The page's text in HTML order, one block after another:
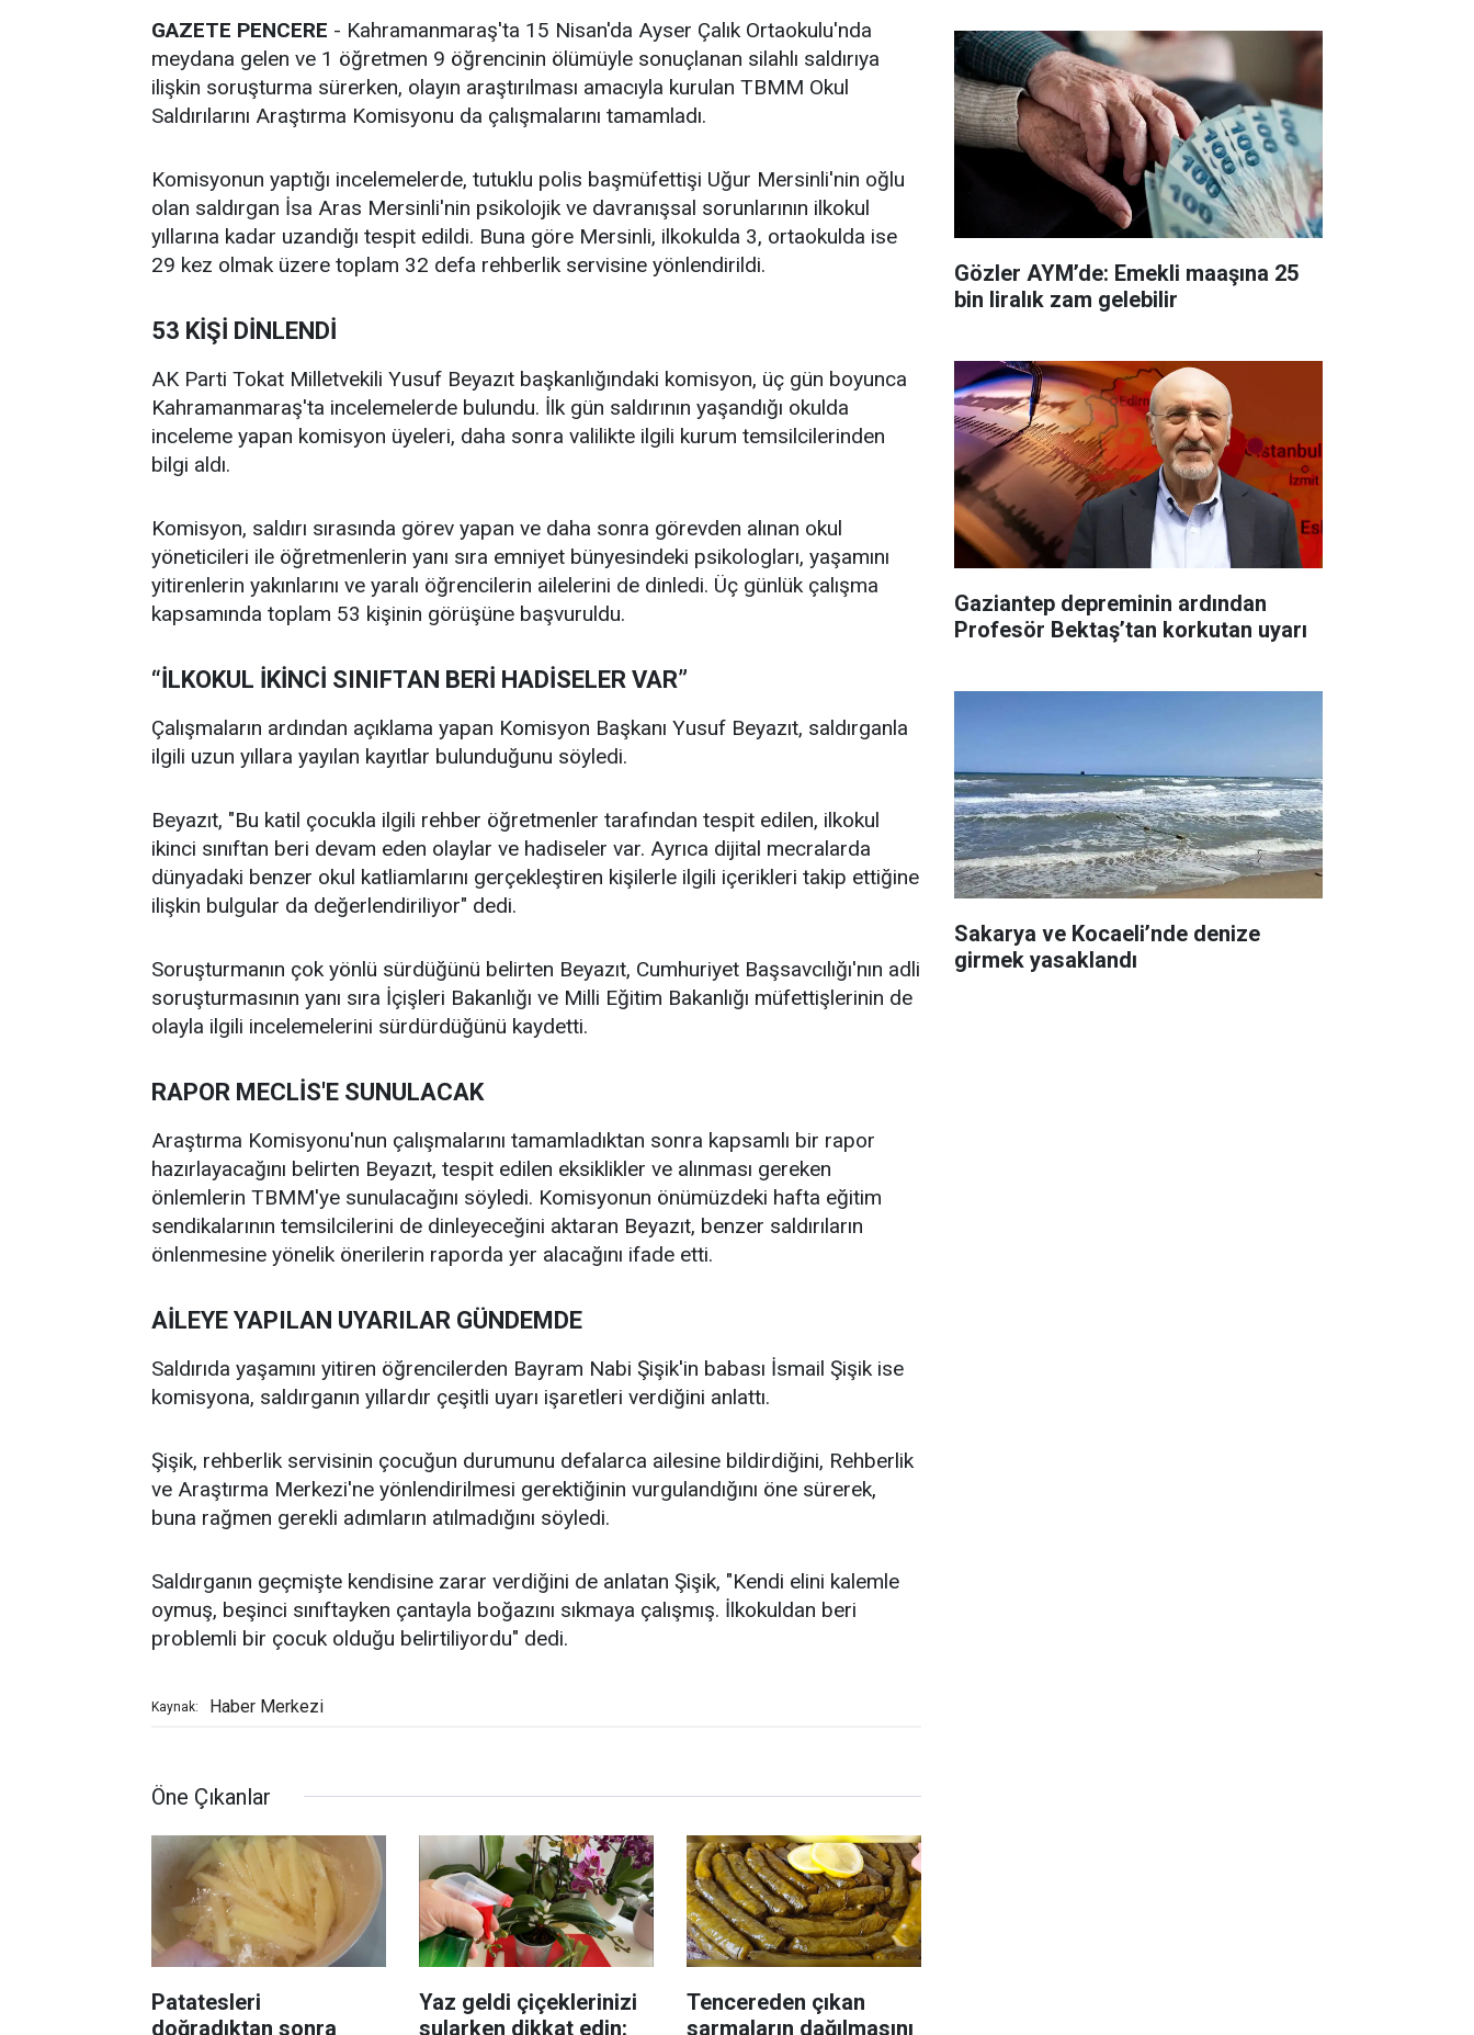
GAZETE PENCERE - Kahramanmaraş'ta 15 Nisan'da Ayser Çalık Ortaokulu'nda
meydana gelen ve 1 öğretmen 9 öğrencinin ölümüyle sonuçlanan silahlı saldırıya
ilişkin soruşturma sürerken, olayın araştırılması amacıyla kurulan TBMM Okul
Saldırılarını Araştırma Komisyonu da çalışmalarını tamamladı.
Komisyonun yaptığı incelemelerde, tutuklu polis başmüfettişi Uğur Mersinli'nin oğlu
olan saldırgan İsa Aras Mersinli'nin psikolojik ve davranışsal sorunlarının ilkokul
yıllarına kadar uzandığı tespit edildi. Buna göre Mersinli, ilkokulda 3, ortaokulda ise
29 kez olmak üzere toplam 32 defa rehberlik servisine yönlendirildi.
53 KİŞİ DİNLENDİ
AK Parti Tokat Milletvekili Yusuf Beyazıt başkanlığındaki komisyon, üç gün boyunca
Kahramanmaraş'ta incelemelerde bulundu. İlk gün saldırının yaşandığı okulda
inceleme yapan komisyon üyeleri, daha sonra valilikte ilgili kurum temsilcilerinden
bilgi aldı.
Komisyon, saldırı sırasında görev yapan ve daha sonra görevden alınan okul
yöneticileri ile öğretmenlerin yanı sıra emniyet bünyesindeki psikologları, yaşamını
yitirenlerin yakınlarını ve yaralı öğrencilerin ailelerini de dinledi. Üç günlük çalışma
kapsamında toplam 53 kişinin görüşüne başvuruldu.
“İLKOKUL İKİNCİ SINIFTAN BERİ HADİSELER VAR”
Çalışmaların ardından açıklama yapan Komisyon Başkanı Yusuf Beyazıt, saldırganla
ilgili uzun yıllara yayılan kayıtlar bulunduğunu söyledi.
Beyazıt, "Bu katil çocukla ilgili rehber öğretmenler tarafından tespit edilen, ilkokul
ikinci sınıftan beri devam eden olaylar ve hadiseler var. Ayrıca dijital mecralarda
dünyadaki benzer okul katliamlarını gerçekleştiren kişilerle ilgili içerikleri takip ettiğine
ilişkin bulgular da değerlendiriliyor" dedi.
Soruşturmanın çok yönlü sürdüğünü belirten Beyazıt, Cumhuriyet Başsavcılığı'nın adli
soruşturmasının yanı sıra İçişleri Bakanlığı ve Milli Eğitim Bakanlığı müfettişlerinin de
olayla ilgili incelemelerini sürdürdüğünü kaydetti.
RAPOR MECLİS'E SUNULACAK
Araştırma Komisyonu'nun çalışmalarını tamamladıktan sonra kapsamlı bir rapor
hazırlayacağını belirten Beyazıt, tespit edilen eksiklikler ve alınması gereken
önlemlerin TBMM'ye sunulacağını söyledi. Komisyonun önümüzdeki hafta eğitim
sendikalarının temsilcilerini de dinleyeceğini aktaran Beyazıt, benzer saldırıların
önlenmesine yönelik önerilerin raporda yer alacağını ifade etti.
AİLEYE YAPILAN UYARILAR GÜNDEMDE
Saldırıda yaşamını yitiren öğrencilerden Bayram Nabi Şişik'in babası İsmail Şişik ise
komisyona, saldırganın yıllardır çeşitli uyarı işaretleri verdiğini anlattı.
Şişik, rehberlik servisinin çocuğun durumunu defalarca ailesine bildirdiğini, Rehberlik
ve Araştırma Merkezi'ne yönlendirilmesi gerektiğinin vurgulandığını öne sürerek,
buna rağmen gerekli adımların atılmadığını söyledi.
Saldırganın geçmişte kendisine zarar verdiğini de anlatan Şişik, "Kendi elini kalemle
oymuş, beşinci sınıftayken çantayla boğazını sıkmaya çalışmış. İlkokuldan beri
problemli bir çocuk olduğu belirtiliyordu" dedi.
Kaynak: Haber Merkezi
Öne Çıkanlar
Patatesleri
doğradıktan sonra
Yaz geldi çiçeklerinizi
sularken dikkat edin:
Tencereden çıkan
sarmaların dağılmasını
Gözler AYM’de: Emekli maaşına 25
bin liralık zam gelebilir
Gaziantep depreminin ardından
Profesör Bektaş’tan korkutan uyarı
Sakarya ve Kocaeli’nde denize
girmek yasaklandı